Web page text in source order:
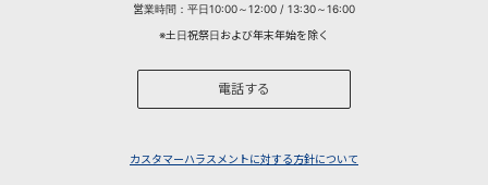
営業時間：平日10:00～12:00 / 13:30～16:00
※土日祝祭日および年末年始を除く
電話する
カスタマーハラスメントに対する方針について